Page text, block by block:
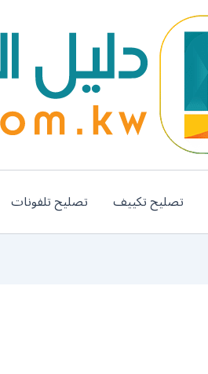
تصليح تكييف تصليح تلفونات